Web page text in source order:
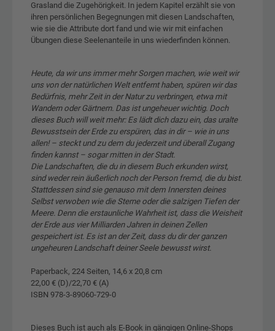
Grasland die Zugehörigkeit. In jedem Kapitel erzählt sie von
ihren persönlichen Begegnungen mit diesen Landschaften,
wie sie die Attribute dort fand und wie wir mit einfachen
Übungen diese Seelenanteile in uns wiederfinden können.
Heute, da wir uns immer mehr Sorgen machen, wie weit wir
uns von der natürlichen Welt entfernt haben, spüren wir das
Bedürfnis, mehr Zeit in der Natur zu verbringen, etwa mit
Wandern oder Gärtnern. Das ist ungeheuer wichtig. Doch
dieses Buch will weit mehr: Es lädt dich dazu ein, das uralte
Bewusstsein der Erde zu erspüren, das in dir – wie in uns
allen! – steckt und zu dem du jederzeit und überall Zugang
finden kannst – sogar mitten in der Stadt.
Die Landschaften, die du in diesem Buch erkunden wirst,
sind weder rein äußerlich noch der Person fremd, die du bist.
Stattdessen sind sie genauso mit dem Innersten deines
Selbst verwoben wie die Sterne oder die salzigen Tiefen der
Meere. Denn die erstaunliche Wahrheit ist, dass die Weisheit
der Erde aus vier Milliarden Jahren in deinen Zellen
gespeichert ist. Es ist an der Zeit, dass du dir der ganzen
ungeheuren Landschaft deiner Seele bewusst wirst.
Paperback, 224 Seiten, 14,6 x 20,8 cm
22,00 € (D)/22,70 € (A)
ISBN 978-3-89060-729-0
Dieses Buch ist auch als E-Book in gängigen Online-Shops